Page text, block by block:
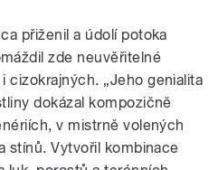
přiženil a údolí potoka
zde neuvěřitelné
cizokrajných. „Jeho genialita
dokázal kompozičně
v mistrně volených
stínů. Vytvořil kombinace